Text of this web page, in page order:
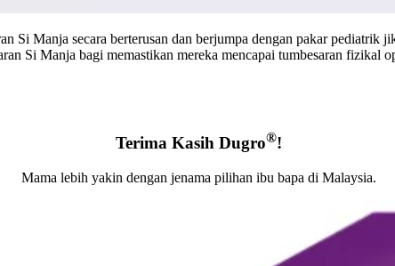
Si Manja secara berterusan dan berjumpa dengan pakar pediatrik
Si Manja bagi memastikan mereka mencapai tumbesaran fizikal
Terima Kasih Dugro®!
Mama lebih yakin dengan jenama pilihan ibu bapa di Malaysia.